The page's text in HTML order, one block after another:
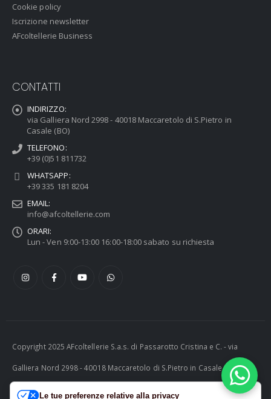
Cookie policy
Iscrizione newsletter
AFcoltellerie Business
CONTATTI
INDIRIZZO:
via Galliera Nord 2998 - 40018 Maccaretolo di S.Pietro in
Casale (BO)
TELEFONO:
+39 (0)51 811732
WHATSAPP:
+39 335 181 8204
EMAIL:
info@afcoltellerie.com
ORARI:
Lun - Ven 9:00-13:00 16:00-18:00 sabato su richiesta
Copyright 2025 AFcoltellerie S.a.s. di Passarotto Cristina e C. - via
Galliera Nord 2998 - 40018 Maccaretolo di S.Pietro in Casale (BO) -
ITALY P.I. 04230081202 | tel. +39 051 811732 | e-mail:
Le tue preferenze relative alla privacy